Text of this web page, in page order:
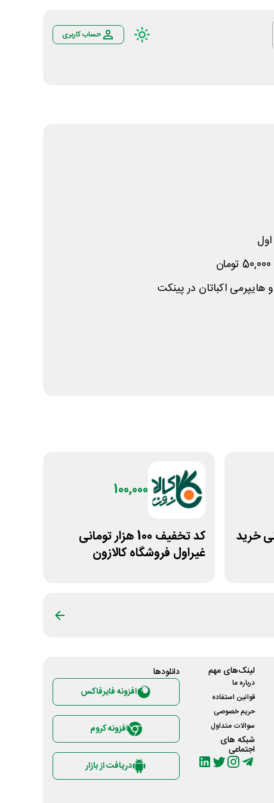
حساب کاربری
هایپرمی اکباتان در پینکت
خرید
100,000
کد تخفیف 100 هزار تومانی
غیراول فروشگاه کالازون
لینک‌های مهم
درباره ما
قوانین استفاده
حریم خصوصی
سوالات متداول
شبکه های
اجتماعی
دانلود‌ها
افزونه فایرفاکس
افزونه کروم
دریافت از بازار